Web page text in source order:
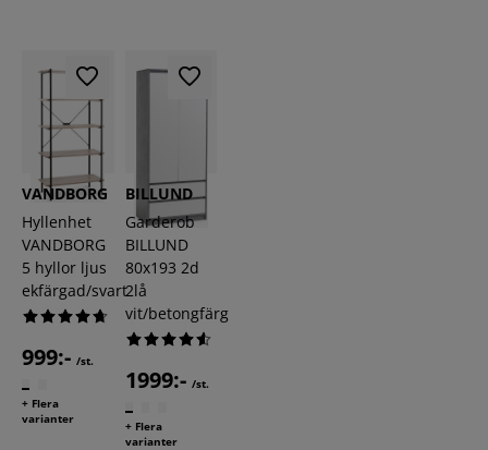
VANDBORG
Hyllenhet
VANDBORG
5 hyllor ljus
ekfärgad/svart
999:- /st.
+ Flera
varianter
BILLUND
Garderob
BILLUND
80x193 2d
2lå
vit/betongfärg
1999:- /st.
+ Flera
varianter